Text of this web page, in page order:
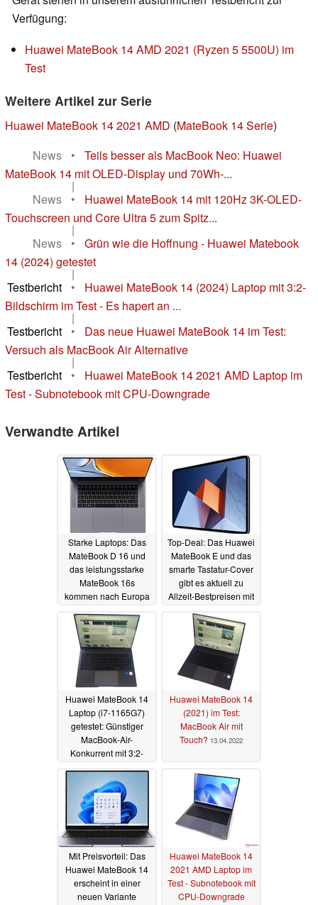
Verfügung:
Huawei MateBook 14 AMD 2021 (Ryzen 5 5500U) im
Test
Weitere Artikel zur Serie
Huawei MateBook 14 2021 AMD (MateBook 14 Serie)
News
•
Teils besser als MacBook Neo: Huawei
MateBook 14 mit OLED-Display und 70Wh-...
|
News
•
Huawei MateBook 14 mit 120Hz 3K-OLED-
Touchscreen und Core Ultra 5 zum Spitz...
|
News
•
Grün wie die Hoffnung - Huawei Matebook
14 (2024) getestet
|
Testbericht
•
Huawei MateBook 14 (2024) Laptop mit 3:2-
Bildschirm im Test - Es hapert an ...
|
Testbericht
•
Das neue Huawei MateBook 14 im Test:
Versuch als MacBook Air Alternative
|
Testbericht
•
Huawei MateBook 14 2021 AMD Laptop im
Test - Subnotebook mit CPU-Downgrade
Verwandte Artikel
Starke Laptops: Das
MateBook D 16 und
das leistungsstarke
MateBook 16s
kommen nach Europa
Top-Deal: Das Huawei
MateBook E und das
smarte Tastatur-Cover
gibt es aktuell zu
Allzeit-Bestpreisen mit
Huawei MateBook 14
Laptop (i7-1165G7)
getestet: Günstiger
MacBook-Air-
Konkurrent mit 3:2-
Huawei MateBook 14
(2021) im Test:
MacBook Air mit
Touch? 13.04.2022
Mit Preisvorteil: Das
Huawei MateBook 14
erscheint in einer
neuen Variante
Huawei MateBook 14
2021 AMD Laptop im
Test - Subnotebook mit
CPU-Downgrade